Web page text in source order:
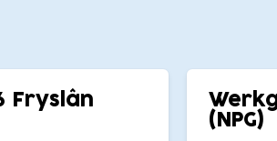
Fryslân
(NPG)